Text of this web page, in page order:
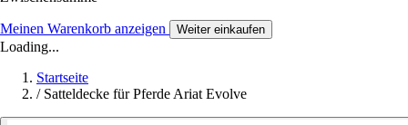
Meinen Warenkorb anzeigen Weiter einkaufen
Loading...
Startseite
/ Satteldecke für Pferde Ariat Evolve